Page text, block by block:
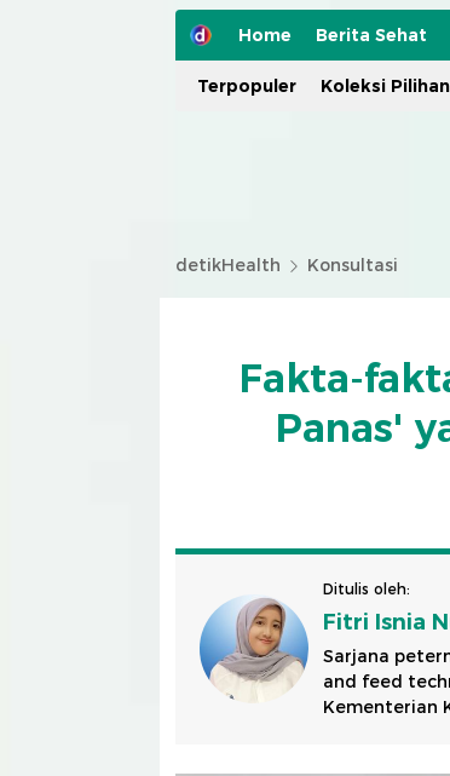
Home Berita Sehat
Terpopuler Koleksi Pilihan
detikHealth Konsultasi
Fakta-
Panas'
Ditulis oleh:
Fitri Isnia
Sarjana
and feed
Kementerian